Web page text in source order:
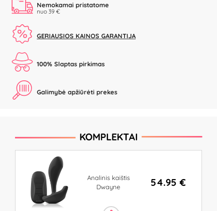
Nemokamai pristatome
nuo 39 €
GERIAUSIOS KAINOS GARANTIJA
100% Slaptas pirkimas
Galimybė apžiūrėti prekes
KOMPLEKTAI
Analinis kaištis
Dwayne
54.95 €